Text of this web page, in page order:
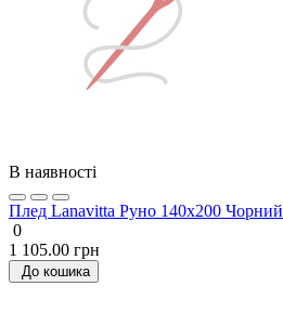
В наявності
Плед Lanavitta Руно 140х200 Чорний
0
1 105.00 грн
До кошика